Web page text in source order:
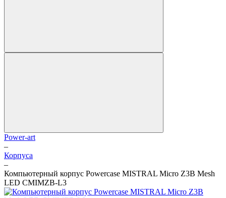
Power-art
–
Корпуса
–
Компьютерный корпус Powercase MISTRAL Micro Z3B Mesh
LED CMIMZB-L3